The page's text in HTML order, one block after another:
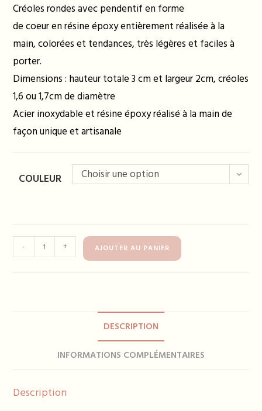
Créoles rondes avec pendentif en forme
de coeur en résine époxy entièrement réalisée à la
main, colorées et tendances, très légères et faciles à
porter.
Dimensions : hauteur totale 3 cm et largeur 2cm, créoles
1,6 ou 1,7cm de diamètre
Acier inoxydable et résine époxy réalisé à la main de
façon unique et artisanale
COULEUR Choisir une option
de
- + AJOUTER AU PANIER
DESCRIPTION
INFORMATIONS COMPLÉMENTAIRES
Description